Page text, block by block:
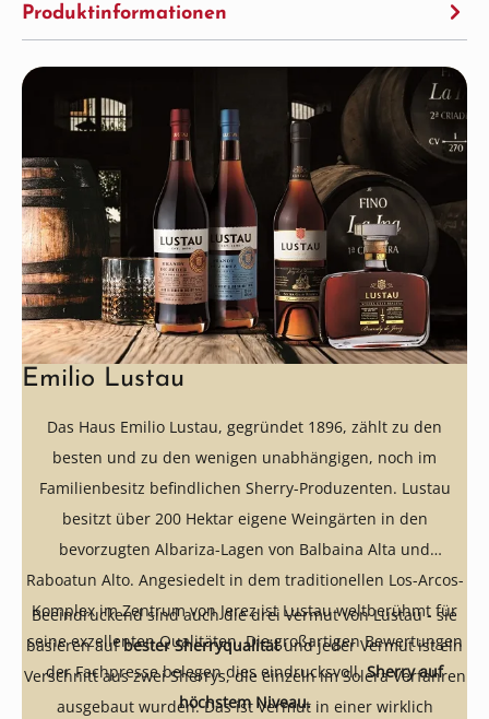
Produktinformationen
Emilio Lustau
Das Haus Emilio Lustau, gegründet 1896, zählt zu den
besten und zu den wenigen unabhängigen, noch im
Familienbesitz befindlichen Sherry-Produzenten. Lustau
besitzt über 200 Hektar eigene Weingärten in den
bevorzugten Albariza-Lagen von Balbaina Alta und
Raboatun Alto. Angesiedelt in dem traditionellen Los-Arcos-
Komplex im Zentrum von Jerez ist Lustau weltberühmt für
seine exzellenten Qualitäten. Die großartigen Bewertungen
der Fachpresse belegen dies eindrucksvoll.Sherry auf
höchstem Niveau.
Beeindruckend sind auch die drei Vermut von Lustau - sie
basieren aufbester Sherryqualitätund jeder Vermut ist ein
Verschnitt aus zwei Sherrys, die einzeln im Solera Verfahren
ausgebaut wurden. Das ist Vermut in einer wirklich